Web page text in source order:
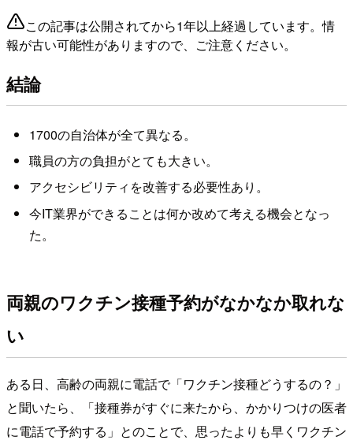
この記事は公開されてから1年以上経過しています。情
報が古い可能性がありますので、ご注意ください。
結論
1700の自治体が全て異なる。
職員の方の負担がとても大きい。
アクセシビリティを改善する必要性あり。
今IT業界ができることは何か改めて考える機会となっ
た。
両親のワクチン接種予約がなかなか取れな
い
ある日、高齢の両親に電話で「ワクチン接種どうするの？」
と聞いたら、「接種券がすぐに来たから、かかりつけの医者
に電話で予約する」とのことで、思ったよりも早くワクチン